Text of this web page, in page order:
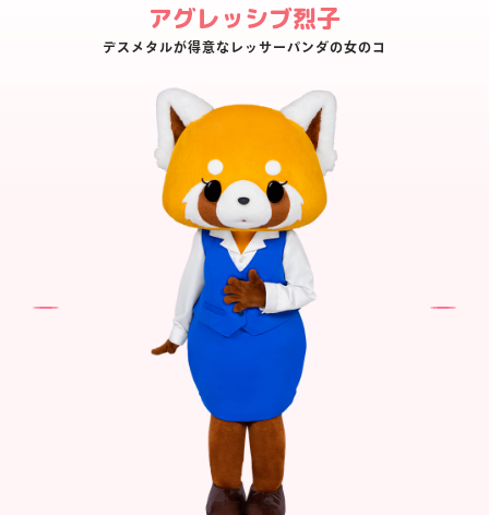
サービスガイド
アグレッシブ烈子
デスメタルが得意なレッサーパンダの女のコ